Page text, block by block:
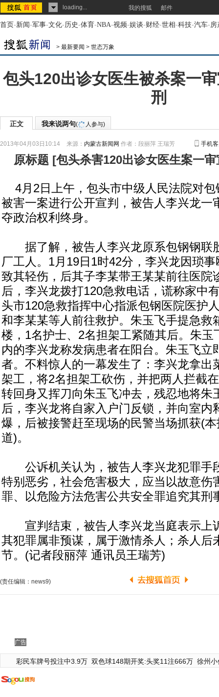
loading... 我的搜狐 邮件
首页-新闻-军事-文化-历史-体育-NBA-视频-娱谈-财经-世相-科技-汽车-房
> 最新要闻 > 世态万象
包头120出诊女医生被杀案一
刑
正文 我来说两句( 人参与)
2013年04月03日10:14 来源： 内蒙古新闻网 作者：段丽萍 王瑞芳 手机
原标题 [包头杀害120出诊女医生案一
4月2日上午，包头市中级人民法院对包
被害一案进行公开宣判，被告人李兴龙一
夺政治权利终身。
据了解，被告人李兴龙原系包钢钢联
厂工人。1月19日1时42分，李兴龙因琐
致其轻伤，后其子李某带王某某前往医院
后，李兴龙拨打120急救电话，谎称家中
头市120急救指挥中心指派包钢医院医护
和李某某等人前往救护。朱玉飞手提急救
楼，1名护士、2名担架工紧随其后。朱玉
内的李兴龙称发病患者在阳台。朱玉飞立
者。不料惊人的一幕发生了：李兴龙拿出
架工，将2名担架工砍伤，并把两人拦截
转回身又挥刀向朱玉飞冲去，残忍地将朱
后，李兴龙将自家入户门反锁，并向室内
爆，后被接警赶至现场的民警当场抓获(
道)。
公诉机关认为，被告人李兴龙犯罪手
特别恶劣，社会危害极大，应当以故意伤
罪、以危险方法危害公共安全罪追究其刑
宣判结束，被告人李兴龙当庭表示上
其犯罪属非预谋，属于激情杀人；杀人后
节。(记者段丽萍 通讯员王瑞芳)
(责任编辑：news9)
广告
彩民车牌号投注中3.9万 双色球148期开奖:头奖11注666万 徐州